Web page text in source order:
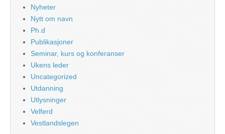
Nyheter
Nytt om navn
Ph.d
Publikasjoner
Seminar, kurs og konferanser
Ukens leder
Uncategorized
Utdanning
Utlysninger
Velferd
Vestlandslegen